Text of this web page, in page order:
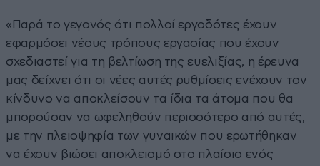
«Παρά το γεγονός ότι πολλοί εργοδότες έχουν
εφαρμόσει νέους τρόπους εργασίας που έχουν
σχεδιαστεί για τη βελτίωση της ευελιξίας, η έρευνα
μας δείχνει ότι οι νέες αυτές ρυθμίσεις ενέχουν τον
κίνδυνο να αποκλείσουν τα ίδια τα άτομα που θα
μπορούσαν να ωφεληθούν περισσότερο από αυτές,
με την πλειοψηφία των γυναικών που ερωτήθηκαν
να έχουν βιώσει αποκλεισμό στο πλαίσιο ενός